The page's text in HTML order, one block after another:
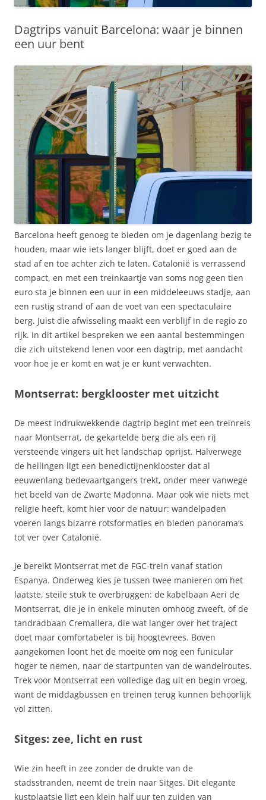
Dagtrips vanuit Barcelona: waar je binnen
een uur bent
Barcelona heeft genoeg te bieden om je dagenlang bezig te
houden, maar wie iets langer blijft, doet er goed aan de
stad af en toe achter zich te laten. Catalonië is verrassend
compact, en met een treinkaartje van soms nog geen tien
euro sta je binnen een uur in een middeleeuws stadje, aan
een rustig strand of aan de voet van een spectaculaire
berg. Juist die afwisseling maakt een verblijf in de regio zo
rijk. In dit artikel bespreken we een aantal bestemmingen
die zich uitstekend lenen voor een dagtrip, met aandacht
voor hoe je er komt en wat je er kunt verwachten.
Montserrat: bergklooster met uitzicht
De meest indrukwekkende dagtrip begint met een treinreis
naar Montserrat, de gekartelde berg die als een rij
versteende vingers uit het landschap oprijst. Halverwege
de hellingen ligt een benedictijnenklooster dat al
eeuwenlang bedevaartgangers trekt, onder meer vanwege
het beeld van de Zwarte Madonna. Maar ook wie niets met
religie heeft, komt hier voor de natuur: wandelpaden
voeren langs bizarre rotsformaties en bieden panorama’s
tot ver over Catalonië.
Je bereikt Montserrat met de FGC-trein vanaf station
Espanya. Onderweg kies je tussen twee manieren om het
laatste, steile stuk te overbruggen: de kabelbaan Aeri de
Montserrat, die je in enkele minuten omhoog zweeft, of de
tandradbaan Cremallera, die wat langer over het traject
doet maar comfortabeler is bij hoogtevrees. Boven
aangekomen loont het de moeite om nog een funicular
hoger te nemen, naar de startpunten van de wandelroutes.
Trek voor Montserrat een volledige dag uit en begin vroeg,
want de middagbussen en treinen terug kunnen behoorlijk
vol zitten.
Sitges: zee, licht en rust
Wie zin heeft in zee zonder de drukte van de
stadsstranden, neemt de trein naar Sitges. Dit elegante
kustplaatsje ligt een klein half uur ten zuiden van